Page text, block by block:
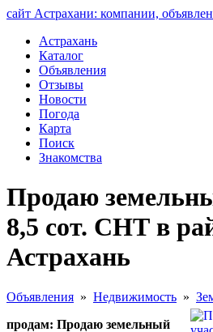
сайт Астрахани: компании,
Астрахань
Каталог
Объявления
Отзывы
Новости
Погода
Карта
Поиск
Знакомства
Продаю
8,5 сот. СНТ в
Астрахань
Объявления » Недвижимость »
продам: Продаю земельный